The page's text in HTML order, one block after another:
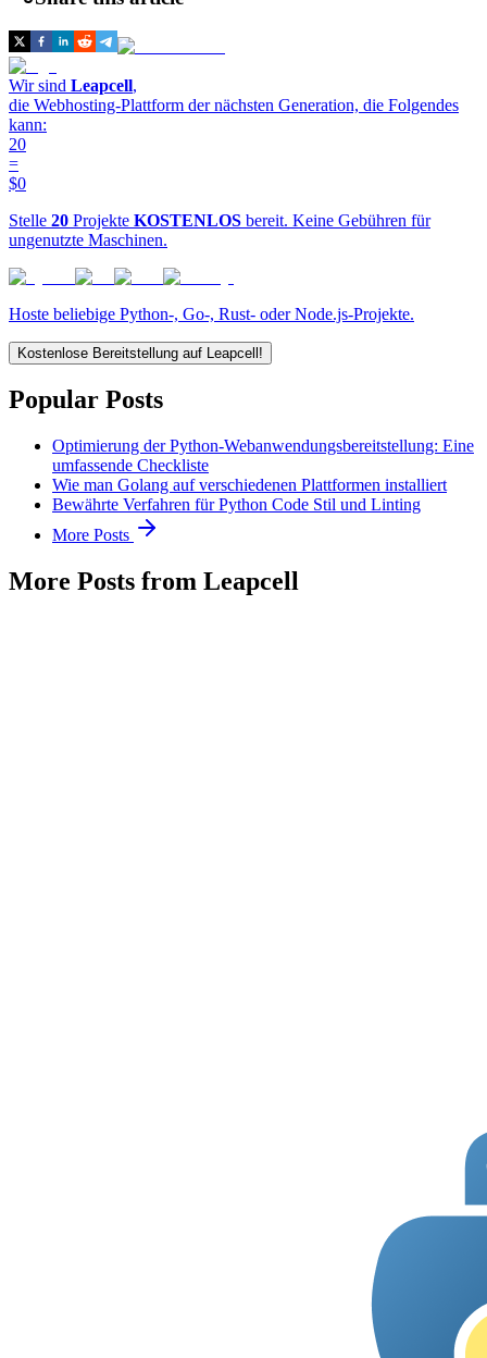
Wir sind Leapcell,
die Webhosting-Plattform der nächsten Generation, die Folgendes
kann:
20
=
$0
Stelle 20 Projekte KOSTENLOS bereit. Keine Gebühren für
ungenutzte Maschinen.
Hoste beliebige Python-, Go-, Rust- oder Node.js-Projekte.
Kostenlose Bereitstellung auf Leapcell!
Popular Posts
Optimierung der Python-Webanwendungsbereitstellung: Eine
umfassende Checkliste
Wie man Golang auf verschiedenen Plattformen installiert
Bewährte Verfahren für Python Code Stil und Linting
More Posts
More Posts from Leapcell